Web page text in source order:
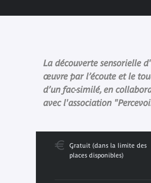
La découverte sensorielle
œuvre par l’écoute et le
d’un fac-similé, en
avec l'association
Gratuit (dans la limite des
places disponibles)